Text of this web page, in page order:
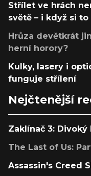
Střílet ve hrách
světě – i když si
Hrůza devětkrát
herní horory?
Kulky, lasery i
funguje střílení
Nejčtenější
Zaklínač 3:
The Last of Us:
Assassin's Creed